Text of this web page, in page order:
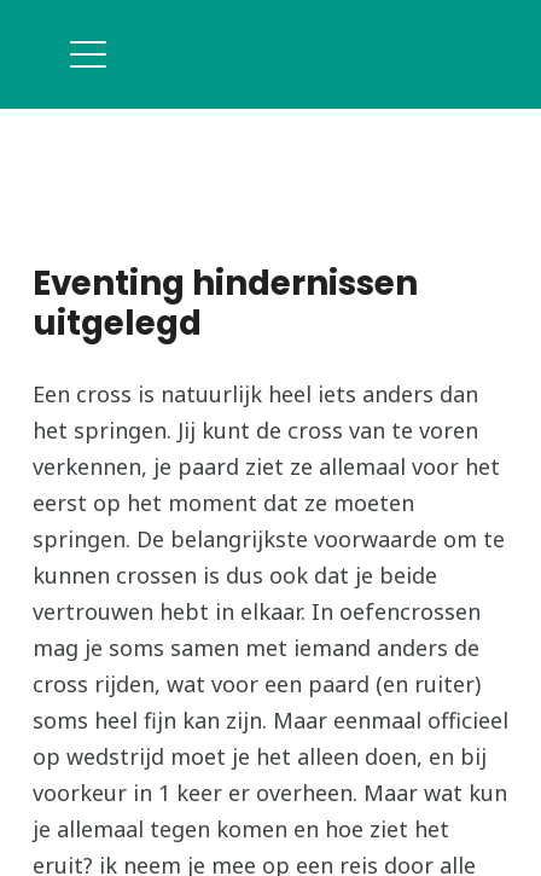
Eventing hindernissen
uitgelegd
Een cross is natuurlijk heel iets anders dan
het springen. Jij kunt de cross van te voren
verkennen, je paard ziet ze allemaal voor het
eerst op het moment dat ze moeten
springen. De belangrijkste voorwaarde om te
kunnen crossen is dus ook dat je beide
vertrouwen hebt in elkaar. In oefencrossen
mag je soms samen met iemand anders de
cross rijden, wat voor een paard (en ruiter)
soms heel fijn kan zijn. Maar eenmaal officieel
op wedstrijd moet je het alleen doen, en bij
voorkeur in 1 keer er overheen. Maar wat kun
je allemaal tegen komen en hoe ziet het
eruit? ik neem je mee op een reis door alle